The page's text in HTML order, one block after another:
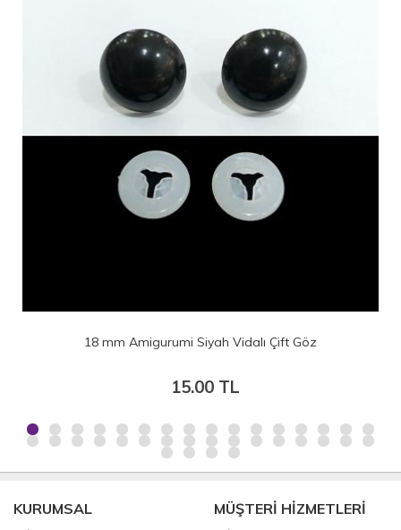
16 mm Amigurumi Siyah Vidalı Çift
KURUMSAL MÜŞTERİ HİZMETLERİ